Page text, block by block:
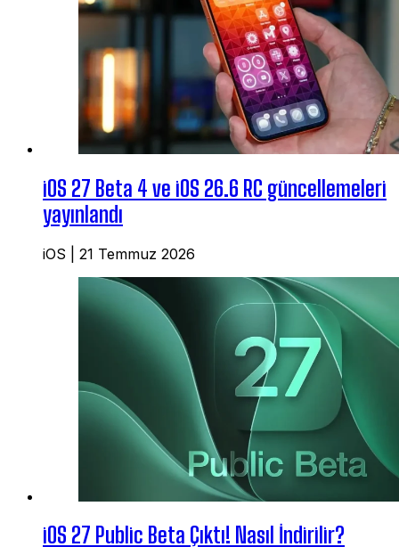
iOS 27 Beta 4 ve iOS 26.6 RC güncellemeleri
yayınlandı
iOS 21 Temmuz 2026
iOS 27 Public Beta Çıktı! Nasıl İndirilir?